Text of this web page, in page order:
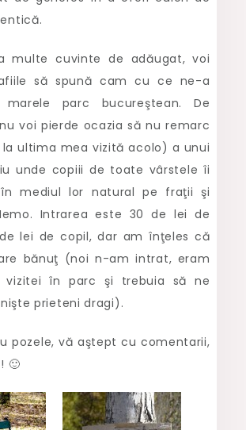
multe cuvinte de adăugat, voi
să spună cam cu ce ne-a
marele parc bucureştean. De
voi pierde ocazia să nu remarc
ultima mea vizită acolo) a unui
unde copiii de toate vârstele îi
mediul lor natural pe fraţii şi
Intrarea este 30 de lei de
lei de copil, dar am înţeles că
bănuţ (noi n-am intrat, eram
vizitei în parc şi trebuia să ne
prieteni dragi).
pozele, vă aştept cu comentarii,
🙂